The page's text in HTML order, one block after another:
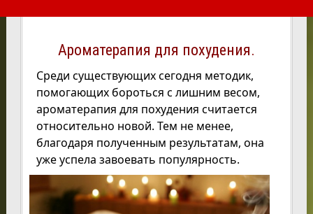
Ароматерапия для похудения.
Среди существующих сегодня методик,
помогающих бороться с лишним весом,
ароматерапия для похудения считается
относительно новой. Тем не менее,
благодаря полученным результатам, она
уже успела завоевать популярность.